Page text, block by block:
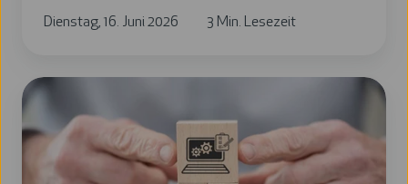
Dienstag, 16. Juni 2026 3 Min. Lesezeit
Power
BI
Update